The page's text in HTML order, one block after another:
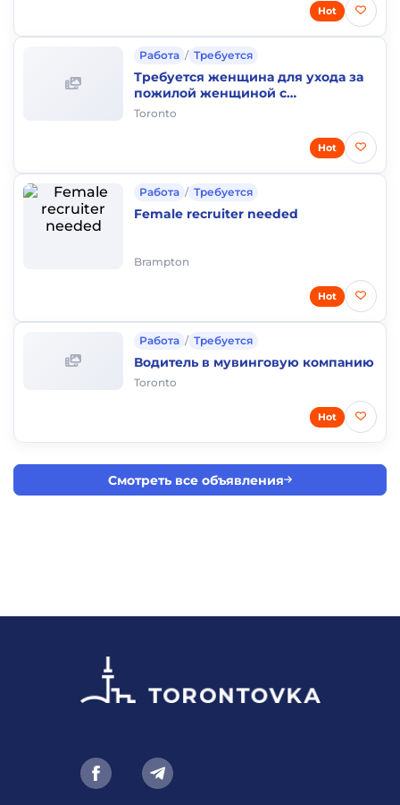
Hot
Работа / Требуется
Требуется женщина для ухода за
пожилой женщиной с
проживанием
Toronto
Hot
Работа / Требуется
Female recruiter needed
Brampton
Hot
Работа / Требуется
Водитель в мувинговую компанию
Toronto
Hot
Смотреть все объявления